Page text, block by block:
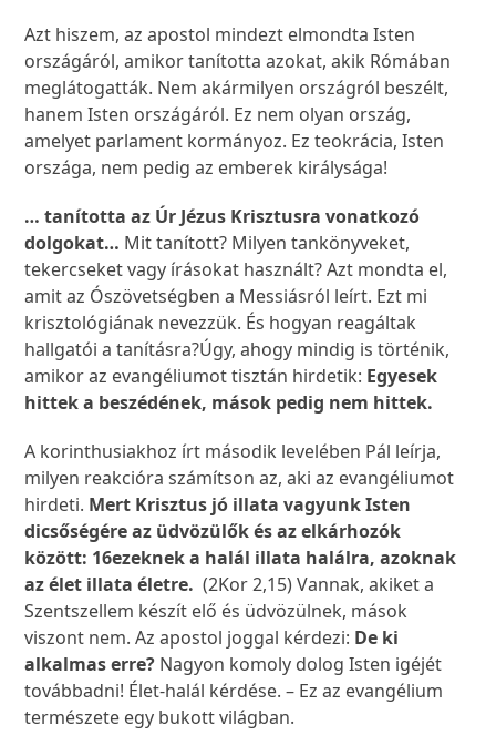
Azt hiszem, az apostol mindezt elmondta Isten
országáról, amikor tanította azokat, akik Rómában
meglátogatták. Nem akármilyen országról beszélt,
hanem Isten országáról. Ez nem olyan ország,
amelyet parlament kormányoz. Ez teokrácia, Isten
országa, nem pedig az emberek királysága!
… tanította az Úr Jézus Krisztusra vonatkozó
dolgokat… Mit tanított? Milyen tankönyveket,
tekercseket vagy írásokat használt? Azt mondta el,
amit az Ószövetségben a Messiásról leírt. Ezt mi
krisztológiának nevezzük. És hogyan reagáltak
hallgatói a tanításra?Úgy, ahogy mindig is történik,
amikor az evangéliumot tisztán hirdetik: Egyesek
hittek a beszédének, mások pedig nem hittek.
A korinthusiakhoz írt második levelében Pál leírja,
milyen reakcióra számítson az, aki az evangéliumot
hirdeti. Mert Krisztus jó illata vagyunk Isten
dicsőségére az üdvözülők és az elkárhozók
között: 16ezeknek a halál illata halálra, azoknak
az élet illata életre. (2Kor 2,15) Vannak, akiket a
Szentszellem készít elő és üdvözülnek, mások
viszont nem. Az apostol joggal kérdezi: De ki
alkalmas erre? Nagyon komoly dolog Isten igéjét
továbbadni! Élet-halál kérdése. – Ez az evangélium
természete egy bukott világban.